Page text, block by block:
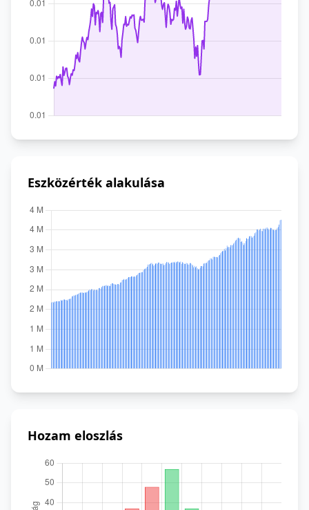
Eszközérték alakulása
Hozam eloszlás